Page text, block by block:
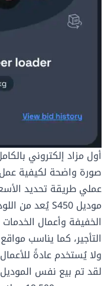
أول مزاد إلكتروني
صورة واضحة لكيفية
عملي طريقة تحديد
موديلS450يُعد من
الخفيفة وأعمال
التأجير، كما يناسب
ولا يُستخدم عادةً
لقد تم بيع نفس